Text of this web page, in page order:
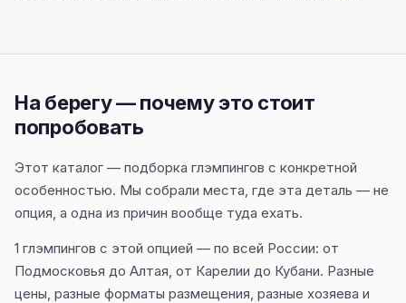
На берегу — почему это стоит
попробовать
Этот каталог — подборка глэмпингов с конкретной
особенностью. Мы собрали места, где эта деталь — не
опция, а одна из причин вообще туда ехать.
1 глэмпингов с этой опцией — по всей России: от
Подмосковья до Алтая, от Карелии до Кубани. Разные
цены, разные форматы размещения, разные хозяева и